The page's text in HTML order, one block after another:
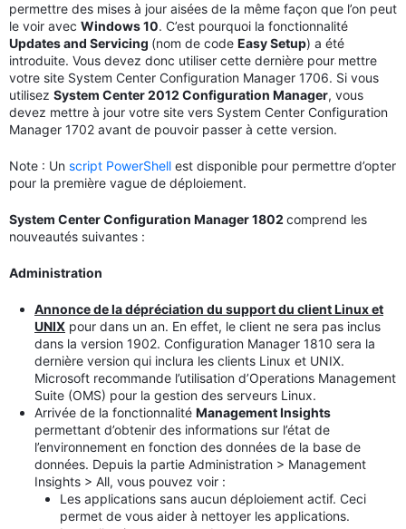
permettre des mises à jour aisées de la même façon que l’on peut
le voir avec Windows 10. C’est pourquoi la fonctionnalité
Updates and Servicing (nom de code Easy Setup) a été
introduite. Vous devez donc utiliser cette dernière pour mettre
votre site System Center Configuration Manager 1706. Si vous
utilisez System Center 2012 Configuration Manager, vous
devez mettre à jour votre site vers System Center Configuration
Manager 1702 avant de pouvoir passer à cette version.
Note : Un script PowerShell est disponible pour permettre d’opter
pour la première vague de déploiement.
System Center Configuration Manager 1802 comprend les
nouveautés suivantes :
Administration
Annonce de la dépréciation du support du client Linux et
UNIX pour dans un an. En effet, le client ne sera pas inclus
dans la version 1902. Configuration Manager 1810 sera la
dernière version qui inclura les clients Linux et UNIX.
Microsoft recommande l’utilisation d’Operations Management
Suite (OMS) pour la gestion des serveurs Linux.
Arrivée de la fonctionnalité Management Insights
permettant d’obtenir des informations sur l’état de
l’environnement en fonction des données de la base de
données. Depuis la partie Administration > Management
Insights > All, vous pouvez voir :
Les applications sans aucun déploiement actif. Ceci
permet de vous aider à nettoyer les applications.